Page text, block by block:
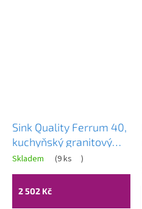
Sink Quality Ferrum 40,
kuchyňský granitový
dřez 400x500x195 mm
+ sifon, bílá, SKQ-
FER.W.1K40.X
Skladem (9 ks )
2 502 Kč